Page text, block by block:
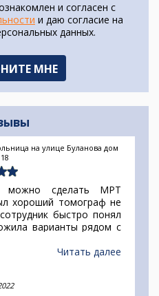
и согласен с
и даю согласие на
данных.
на улице Буланова дом
18
можно сделать МРТ
хороший томограф не
быстро понял
варианты рядом с
за хорошую работу.
Читать далее